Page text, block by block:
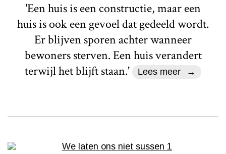
'Een huis is een constructie, maar een
huis is ook een gevoel dat gedeeld wordt.
Er blijven sporen achter wanneer
bewoners sterven. Een huis verandert
terwijl het blijft staan.'
Lees meer